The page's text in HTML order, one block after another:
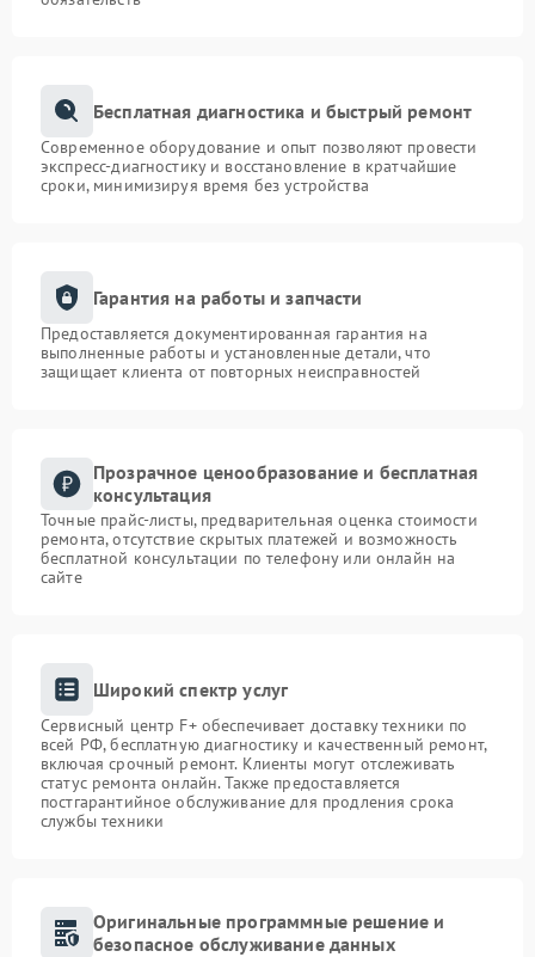
Бесплатная диагностика и быстрый ремонт
Современное оборудование и опыт позволяют провести
экспресс-диагностику и восстановление в кратчайшие
сроки, минимизируя время без устройства
Гарантия на работы и запчасти
Предоставляется документированная гарантия на
выполненные работы и установленные детали, что
защищает клиента от повторных неисправностей
Прозрачное ценообразование и бесплатная
консультация
Точные прайс-листы, предварительная оценка стоимости
ремонта, отсутствие скрытых платежей и возможность
бесплатной консультации по телефону или онлайн на
сайте
Широкий спектр услуг
Сервисный центр F+ обеспечивает доставку техники по
всей РФ, бесплатную диагностику и качественный ремонт,
включая срочный ремонт. Клиенты могут отслеживать
статус ремонта онлайн. Также предоставляется
постгарантийное обслуживание для продления срока
службы техники
Оригинальные программные решение и
безопасное обслуживание данных